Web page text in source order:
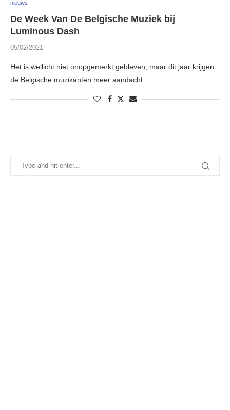
nieuws
De Week Van De Belgische Muziek bij
Luminous Dash
05/02/2021
Het is wellicht niet onopgemerkt gebleven, maar dit jaar krijgen
de Belgische muzikanten meer aandacht …